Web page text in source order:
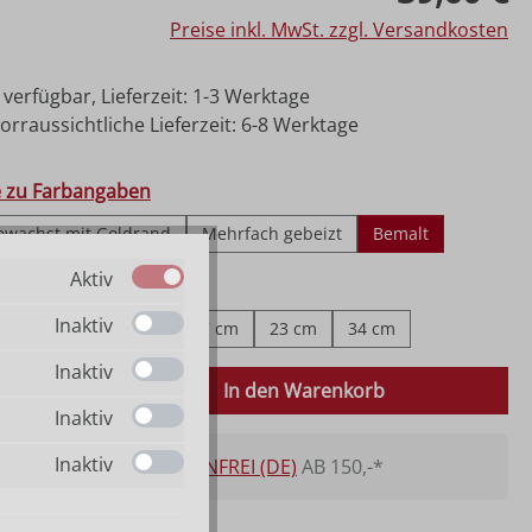
Preise inkl. MwSt. zzgl. Versandkosten
Lieferzeit: 1-3 Werktage
Lieferzeit: 6-8 Werktage
zu Farbangaben
mit Goldrand Mehrfach gebeizt Bemalt
zu Größenangaben
8 cm 11 cm 17 cm 23 cm 34 cm
Anzahl: Gib den gewünschten Wert
In den Warenkorb
VERSANDKOSTENFREI (DE) AB 150,-*
Aktiv
Inaktiv
Inaktiv
Inaktiv
Inaktiv